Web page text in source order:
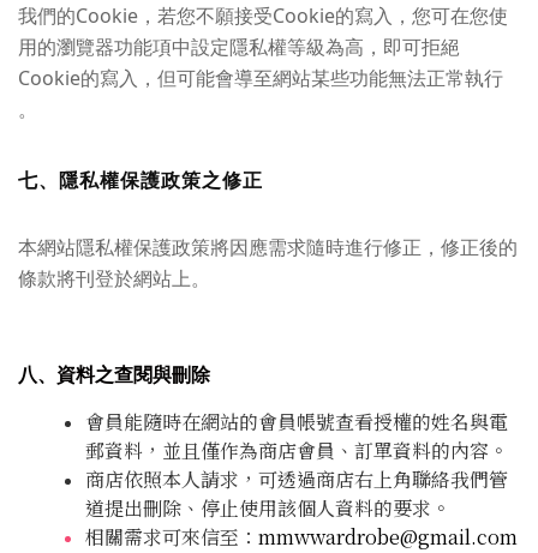
我們的Cookie，若您不願接受Cookie的寫入，您可在您使
用的瀏覽器功能項中設定隱私權等級為高，即可拒絕
Cookie的寫入，但可能會導至網站某些功能無法正常執行
。
七、隱私權保護政策之修正
本網站隱私權保護政策將因應需求隨時進行修正，修正後的
條款將刊登於網站上。
八、資料之查閱與刪除
會員能隨時在網站的會員帳號查看授權的姓名與電
郵資料，並且僅作為商店會員、訂單資料的內容。
商店依照本人請求，可透過商店右上角聯絡我們管
道提出刪除、停止使用該個人資料的要求。
相關需求可來信至： mmwwardrobe@gmail.com